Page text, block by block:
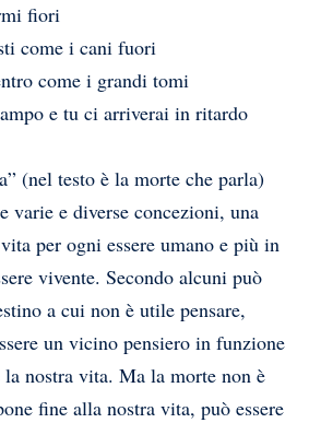
fiori
come i cani fuori
come i grandi tomi
e tu ci arriverai in ritardo
(nel testo è la morte che parla)
varie e diverse concezioni, una
per ogni essere umano e più in
vivente. Secondo alcuni può
a cui non è utile pensare,
un vicino pensiero in funzione
nostra vita. Ma la morte non è
fine alla nostra vita, può essere